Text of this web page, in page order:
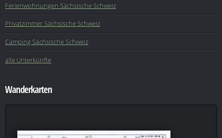
Ferienwohnungen Sächsische Schweiz
Privatzimmer Sächsische Schweiz
Camping Sächsische Schweiz
alle Unterkünfte
Wanderkarten